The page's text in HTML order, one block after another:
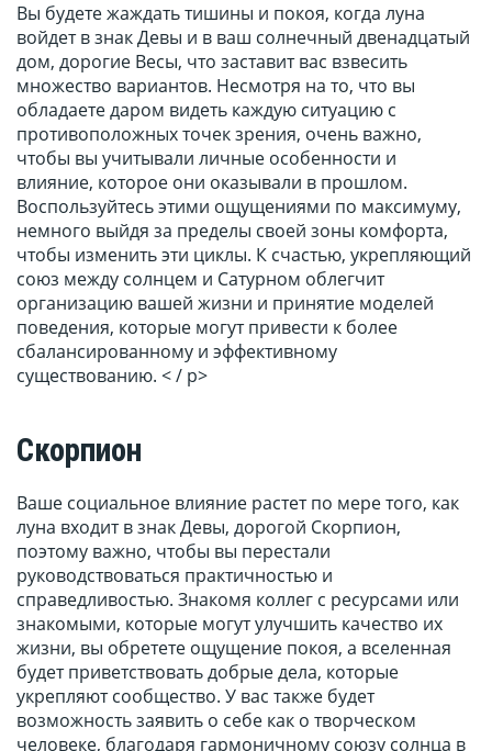
Вы будете жаждать тишины и покоя, когда луна
войдет в знак Девы и в ваш солнечный двенадцатый
дом, дорогие Весы, что заставит вас взвесить
множество вариантов. Несмотря на то, что вы
обладаете даром видеть каждую ситуацию с
противоположных точек зрения, очень важно,
чтобы вы учитывали личные особенности и
влияние, которое они оказывали в прошлом.
Воспользуйтесь этими ощущениями по максимуму,
немного выйдя за пределы своей зоны комфорта,
чтобы изменить эти циклы. К счастью, укрепляющий
союз между солнцем и Сатурном облегчит
организацию вашей жизни и принятие моделей
поведения, которые могут привести к более
сбалансированному и эффективному
существованию. < / p>
Скорпион
Ваше социальное влияние растет по мере того, как
луна входит в знак Девы, дорогой Скорпион,
поэтому важно, чтобы вы перестали
руководствоваться практичностью и
справедливостью. Знакомя коллег с ресурсами или
знакомыми, которые могут улучшить качество их
жизни, вы обретете ощущение покоя, а вселенная
будет приветствовать добрые дела, которые
укрепляют сообщество. У вас также будет
возможность заявить о себе как о творческом
человеке, благодаря гармоничному союзу солнца в